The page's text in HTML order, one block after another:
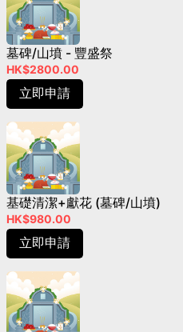
墓碑/山墳 - 豐盛祭
HK$2800.00
立即申請
基礎清潔+獻花 (墓碑/山墳)
HK$980.00
立即申請